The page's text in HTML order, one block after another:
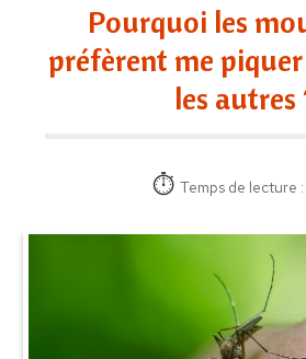
Pourquoi les
préfèrent me
les autres
Temps de lecture :